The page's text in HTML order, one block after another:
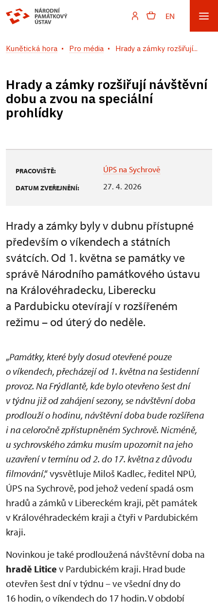
EN
Kunětická hora Pro média Hrady a zámky rozšiřují...
Hrady a zámky rozšiřují návštěvní
dobu a zvou na speciální
prohlídky
PRACOVIŠTĚ: ÚPS na Sychrově
DATUM ZVEŘEJNĚNÍ: 27. 4. 2026
Hrady a zámky byly v dubnu přístupné
především o víkendech a státních
svátcích. Od 1. května se památky ve
správě Národního památkového ústavu
na Královéhradecku, Liberecku
a Pardubicku otevírají v rozšířeném
režimu – od úterý do neděle.
„Památky, které byly dosud otevřené pouze
o víkendech, přecházejí od 1. května na šestidenní
provoz. Na Frýdlantě, kde bylo otevřeno šest dní
v týdnu již od zahájení sezony, se návštěvní doba
prodlouží o hodinu, návštěvní doba bude rozšířena
i na celoročně zpřístupněném Sychrově. Nicméně,
u sychrovského zámku musím upozornit na jeho
uzavření v termínu od 2. do 17. května z důvodu
filmování,“ vysvětluje Miloš Kadlec, ředitel NPÚ,
ÚPS na Sychrově, pod jehož vedení spadá osm
hradů a zámků v Libereckém kraji, pět památek
v Královéhradeckém kraji a čtyři v Pardubickém
kraji.
Novinkou je také prodloužená návštěvní doba na
hradě Litice v Pardubickém kraji. Hrad bude
otevřen šest dní v týdnu – ve všední dny do
16 hodin, o víkendech do 17 hodin. V období